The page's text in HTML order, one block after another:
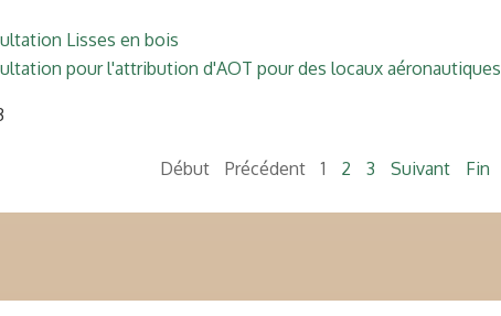
Lisses en bois
pour l'attribution d'AOT pour des locaux aéronautiques
Début Précédent 1 2 3 Suivant Fin